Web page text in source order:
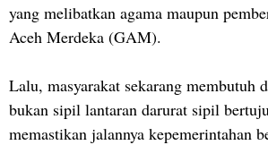
yang melibatkan agama maupun
Aceh Merdeka (GAM).
Lalu, masyarakat sekarang membutuh
bukan sipil lantaran darurat sipil
memastikan jalannya kepemerintahan